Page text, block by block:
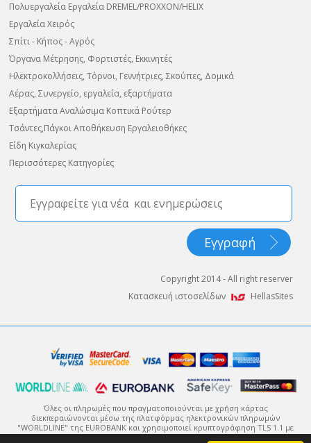
Πολυεργαλεία Εργαλεία DREMEL/PROXXON/HELIX
Εργαλεία Χειρός
Σπίτι - Κήπος - Αγρός
Όργανα Μέτρησης, Φορτιστές, Εκκινητές
Ηλεκτροκολλήσεις, Τόρνοι, Γεννήτριες, Σκούπες, Δομικά
Αέρας, Συνεργείο, εργαλεία, εξαρτήματα
Εξαρτήματα Αναλώσιμα Κοπτικά Ρούτερ
Τσάντες,Πάγκοι Αποθήκευση Εργαλειοθήκες
Είδη Κιγκαλερίας
Περισσότερες Κατηγορίες
Copyright 2014 - All right reserver
Κατασκευή ιστοσελίδων
HellasSites
Όλες οι πληρωμές που πραγματοποιούνται με χρήση κάρτας
διεκπεραιώνονται μέσω της πλατφόρμας ηλεκτρονικών πληρωμών
"WORLDLINE" της EUROBANK και χρησιμοποιεί κρυπτογράφηση TLS 1.1 με
πρωτόκολλο κρυπτογράφησης 128-bit (Secure Sockets Layer - SSL).